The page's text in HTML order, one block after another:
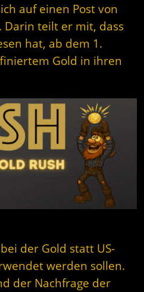
auf einen Post von
Darin teilt er mit, dass
hat, ab dem 1.
Gold in ihren
der Gold statt US-
werden sollen.
der Nachfrage der